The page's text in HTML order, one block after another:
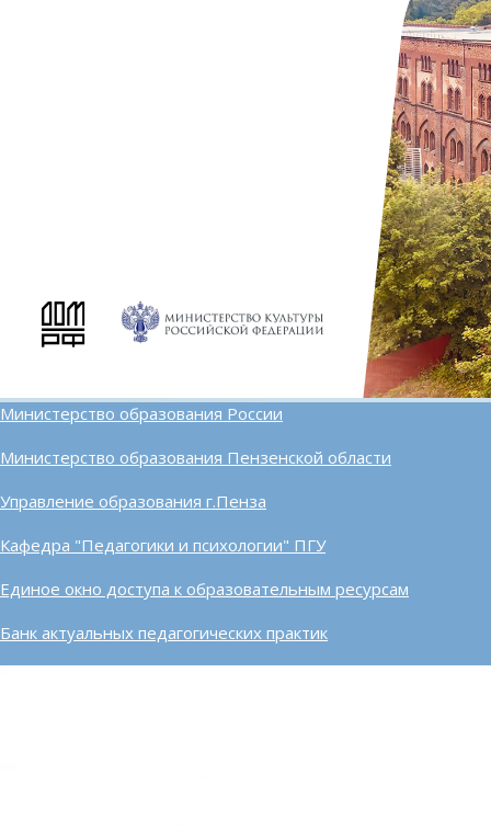
Министерство образования России
Министерство образования Пензенской области
Управление образования г.Пенза
Кафедра "Педагогики и психологии" ПГУ
Единое окно доступа к образовательным ресурсам
Банк актуальных педагогических практик